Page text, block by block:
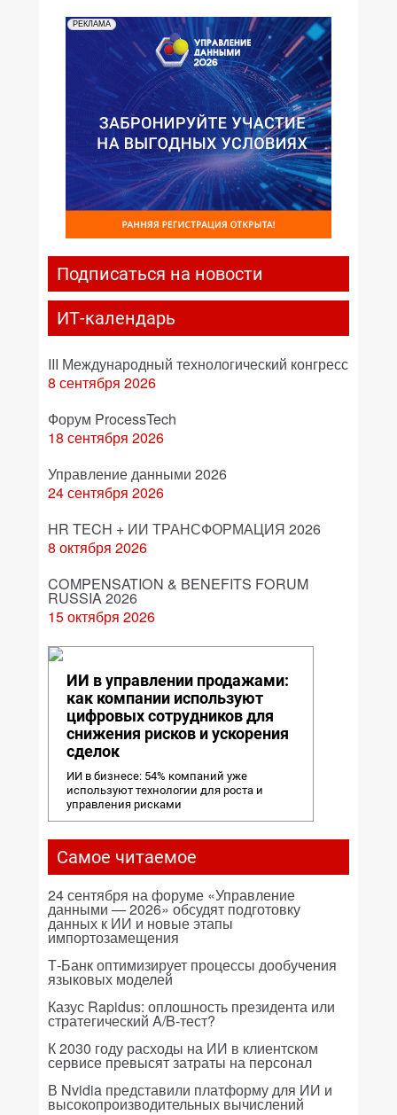
РЕКЛАМА
Подписаться на новости
ИТ-календарь
III Международный технологический конгресс
8 сентября 2026
Форум ProcessTech
18 сентября 2026
Управление данными 2026
24 сентября 2026
HR TECH + ИИ ТРАНСФОРМАЦИЯ 2026
8 октября 2026
COMPENSATION & BENEFITS FORUM
RUSSIA 2026
15 октября 2026
ИИ в управлении продажами:
как компании используют
цифровых сотрудников для
снижения рисков и ускорения
сделок
ИИ в бизнесе: 54% компаний уже
используют технологии для роста и
управления рисками
Самое читаемое
24 сентября на форуме «Управление
данными — 2026» обсудят подготовку
данных к ИИ и новые этапы
импортозамещения
Т-Банк оптимизирует процессы дообучения
языковых моделей
Казус Rapidus: оплошность президента или
стратегический A/B-тест?
К 2030 году расходы на ИИ в клиентском
сервисе превысят затраты на персонал
В Nvidia представили платформу для ИИ и
высокопроизводительных вычислений